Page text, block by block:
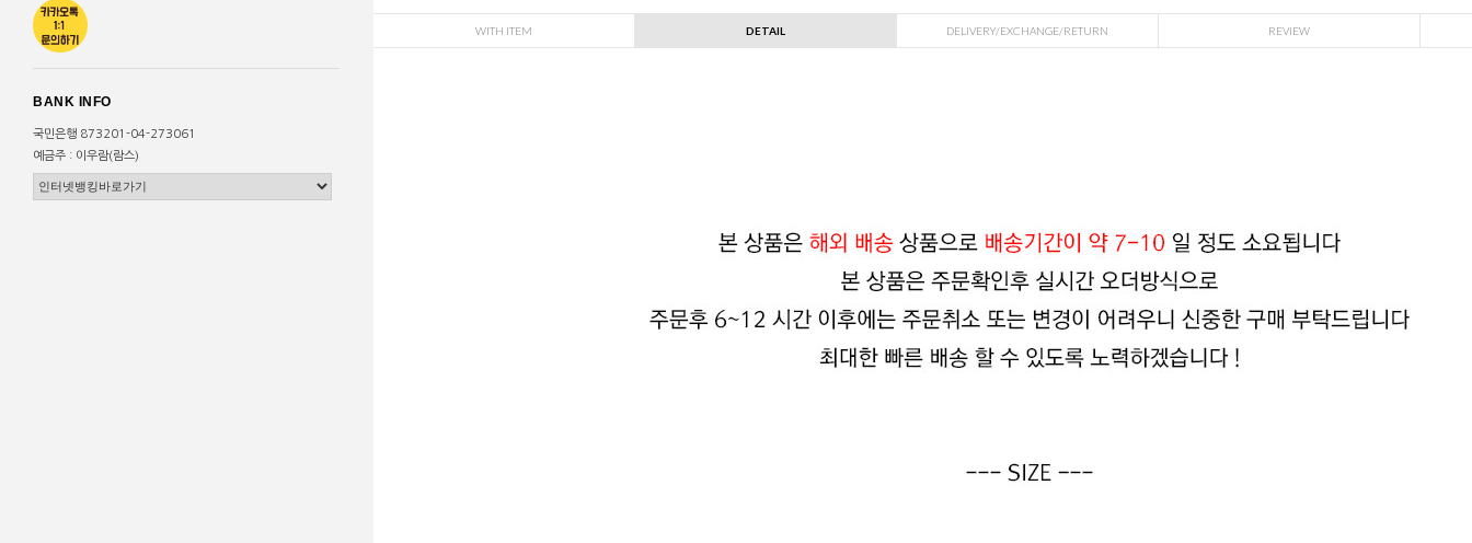
BANK INFO
국민은행 873201-04-273061
예금주 : 이우람(람스)
WITH ITEM DETAIL DELIVERY/EXCHANGE/RETURN REVIEW